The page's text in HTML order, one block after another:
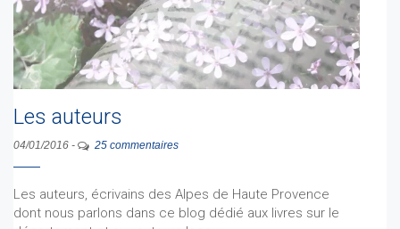
Les auteurs
04/01/2016 - 25 commentaires
Les auteurs, écrivains des Alpes de Haute Provence
dont nous parlons dans ce blog dédié aux livres sur le